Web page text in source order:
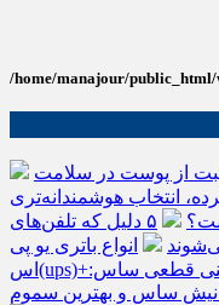
/home/manajour/
از پوست در سلامت
انتخاب هوشمندانه‌تری
۵ دلیل که تلفن‌های IP سیسکو باعث
انواع باتری یو پی
قطعی ساس:
ساس و بهترین سموم